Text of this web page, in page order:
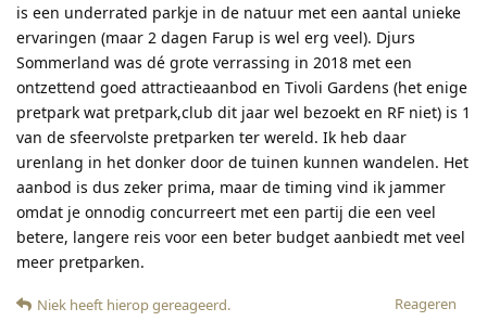
is een underrated parkje in de natuur met een aantal unieke
ervaringen (maar 2 dagen Farup is wel erg veel). Djurs
Sommerland was dé grote verrassing in 2018 met een
ontzettend goed attractieaanbod en Tivoli Gardens (het enige
pretpark wat pretpark,club dit jaar wel bezoekt en RF niet) is 1
van de sfeervolste pretparken ter wereld. Ik heb daar
urenlang in het donker door de tuinen kunnen wandelen. Het
aanbod is dus zeker prima, maar de timing vind ik jammer
omdat je onnodig concurreert met een partij die een veel
betere, langere reis voor een beter budget aanbiedt met veel
meer pretparken.
Reageren
Niek heeft hierop gereageerd.